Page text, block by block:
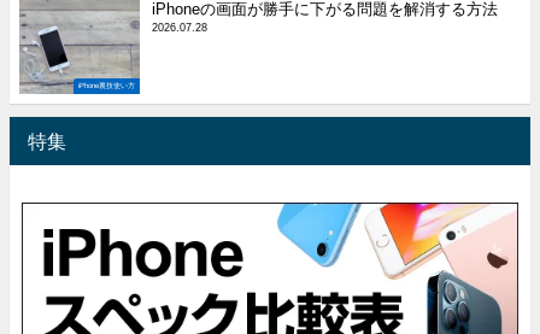
iPhone裏技使い方
iPhoneの画面が勝手に下がる問題を解消する方法
2026.07.28
特集